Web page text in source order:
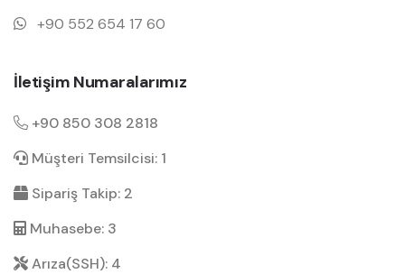
+90 552 654 17 60
İletişim Numaralarımız
+90 850 308 2818
Müşteri Temsilcisi: 1
Sipariş Takip: 2
Muhasebe: 3
Arıza(SSH): 4